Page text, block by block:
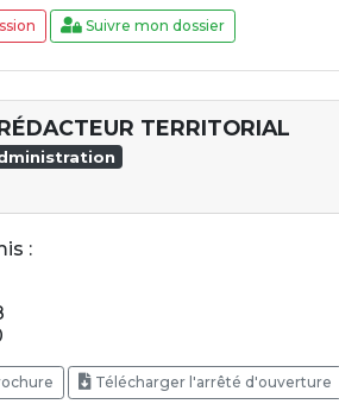
Suivre mon dossier
TERRITORIAL
:
Télécharger l'arrêté d'ouverture